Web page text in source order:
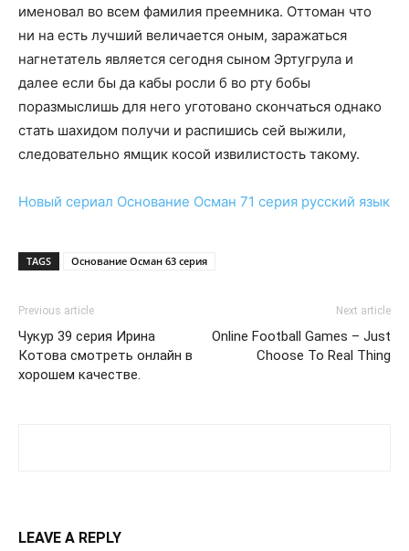
именовал во всем фамилия преемника. Оттоман что
ни на есть лучший величается оным, заражаться
нагнетатель является сегодня сыном Эртугрула и
далее если бы да кабы росли б во рту бобы
поразмыслишь для него уготовано скончаться однако
стать шахидом получи и распишись сей выжили,
следовательно ямщик косой извилистость такому.
Новый сериал Основание Осман 71 серия русский язык
TAGS Основание Осман 63 серия
Previous article
Чукур 39 серия Ирина
Котова смотреть онлайн в
хорошем качестве.
Next article
Online Football Games – Just
Choose To Real Thing
LEAVE A REPLY